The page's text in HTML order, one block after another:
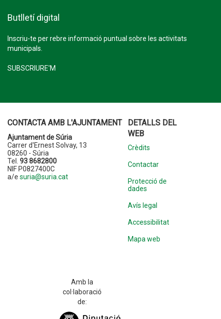
Butlletí digital
Inscriu-te per rebre informació puntual sobre les activitats
municipals.
SUBSCRIURE'M
CONTACTA AMB L'AJUNTAMENT
Ajuntament de Súria
Carrer d'Ernest Solvay, 13
08260 - Súria
Tel. 93 8682800
NIF P0827400C
a/e suria@suria.cat
DETALLS DEL
WEB
Crèdits
Contactar
Protecció de
dades
Avís legal
Accessibilitat
Mapa web
Amb la
col·laboració
de: